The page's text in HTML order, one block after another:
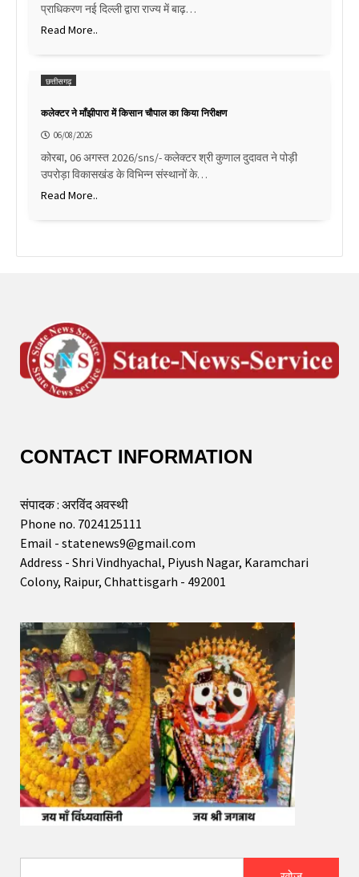
प्राधिकरण नई दिल्ली द्वारा राज्य में बाढ़…
Read More..
छत्तीसगढ़
कलेक्टर ने माँझीपारा में किसान चौपाल का किया निरीक्षण
06/08/2026
कोरबा, 06 अगस्त 2026/sns/- कलेक्टर श्री कुणाल दुदावत ने पोड़ी
उपरोड़ा विकासखंड के विभिन्न संस्थानों के…
Read More..
CONTACT INFORMATION
संपादक : अरविंद अवस्थी
Phone no. 7024125111
Email - statenews9@gmail.com
Address - Shri Vindhyachal, Piyush Nagar, Karamchari
Colony, Raipur, Chhattisgarh - 492001